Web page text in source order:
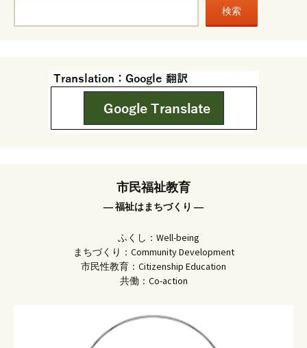
検索
市民福祉教育
― 福祉はまちづくり ―
ふくし：Well-being
まちづくり：Community Development
市民性教育：Citizenship Education
共働：Co-action